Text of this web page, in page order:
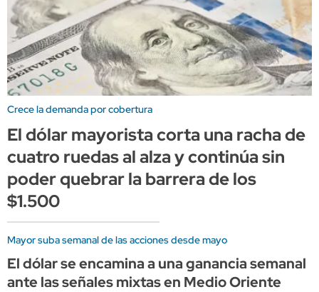
Crece la demanda por cobertura
El dólar mayorista corta una racha de
cuatro ruedas al alza y continúa sin
poder quebrar la barrera de los
$1.500
Mayor suba semanal de las acciones desde mayo
El dólar se encamina a una ganancia semanal
ante las señales mixtas en Medio Oriente